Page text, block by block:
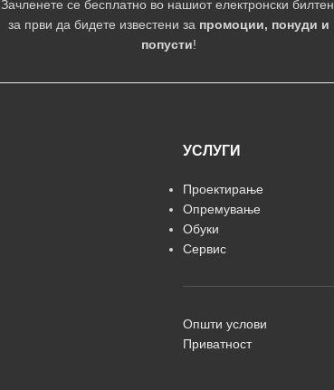
Зачленете се бесплатно во нашиот електронски билтен,
за први да бидете известени за промоции, понуди и
попусти!
УСЛУГИ
Проектирање
Опремување
Обуки
Сервис
Општи услови
Приватност